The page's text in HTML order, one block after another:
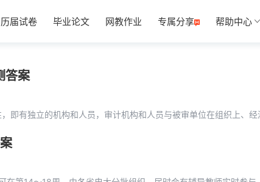
历届试卷 毕业论文 网教作业 专属分享 帮助中心
答案
即有独立的机构和人员，审计机构和人员与被审单位在组织上、经